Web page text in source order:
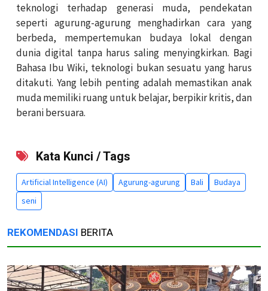
teknologi terhadap generasi muda, pendekatan
seperti agurung-agurung menghadirkan cara yang
berbeda, mempertemukan budaya lokal dengan
dunia digital tanpa harus saling menyingkirkan. Bagi
Bahasa Ibu Wiki, teknologi bukan sesuatu yang harus
ditakuti. Yang lebih penting adalah memastikan anak
muda memiliki ruang untuk belajar, berpikir kritis, dan
berani bersuara.
Kata Kunci / Tags
Artificial Intelligence (AI) Agurung-agurung Bali
Budaya
seni
REKOMENDASI BERITA